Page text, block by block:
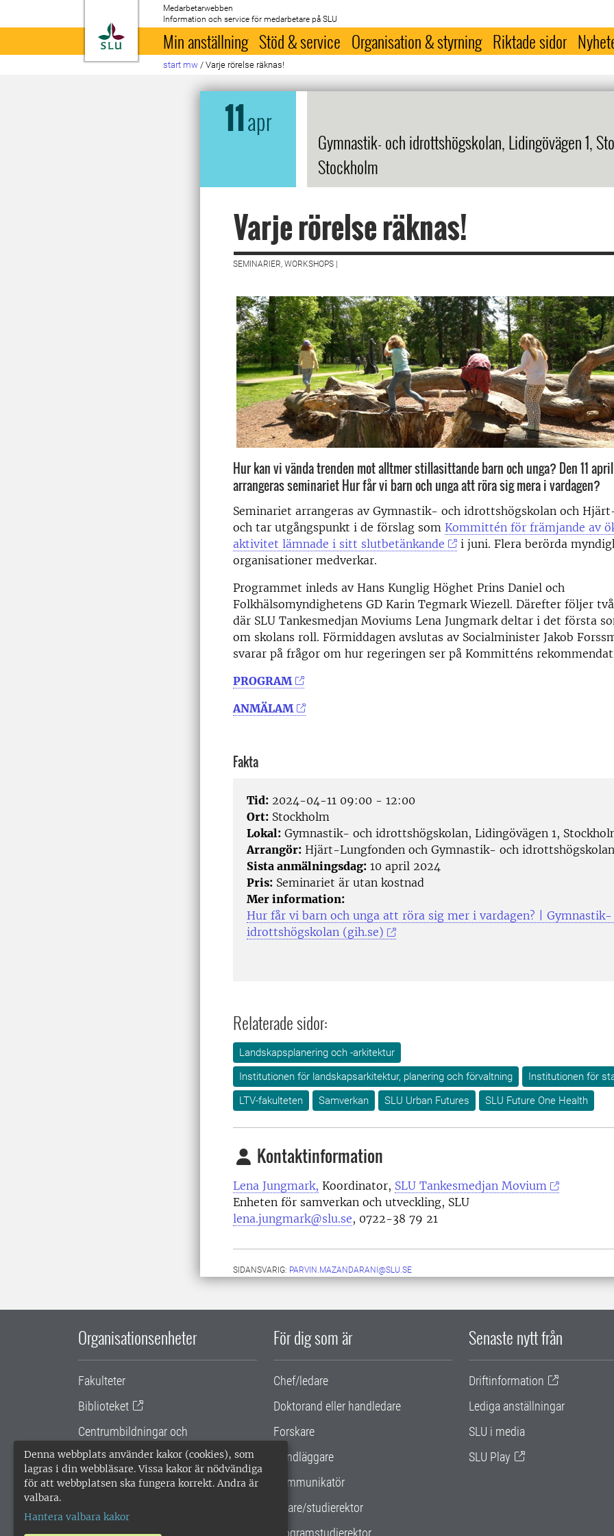
Denna webbplats använder kakor (cookies), som
lagras i din webbläsare. Vissa kakor är nödvändiga
för att webbplatsen ska fungera korrekt. Andra är
valbara.
Hantera valbara kakor
Till startsida
Medarbetarwebben
Information och service för medarbetare på SLU
Min anställning Stöd & service Organisation & styrning Riktade sidor
start mw / Varje rörelse räknas!
11apr
Gymnastik- och idrottshögskolan, Lidingövägen 1,
Stockholm
Varje rörelse räknas!
SEMINARIER, WORKSHOPS |
Hur kan vi vända trenden mot alltmer stillasittande barn och unga? Den 11
arrangeras seminariet Hur får vi barn och unga att röra sig mera i vardagen?
Seminariet arrangeras av Gymnastik- och idrottshögskolan och
och tar utgångspunkt i de förslag som Kommittén för främjande av
aktivitet lämnade i sitt slutbetänkande
i juni. Flera berörda
organisationer medverkar.
Programmet inleds av Hans Kunglig Höghet Prins Daniel och
Folkhälsomyndighetens GD Karin Tegmark Wiezell. Därefter följer
där SLU Tankesmedjan Moviums Lena Jungmark deltar i det första
om skolans roll. Förmiddagen avslutas av Socialminister Jakob
svarar på frågor om hur regeringen ser på Kommitténs
PROGRAM
ANMÄLAM
Fakta
Tid: 2024-04-11 09:00 - 12:00
Ort: Stockholm
Lokal: Gymnastik- och idrottshögskolan, Lidingövägen 1,
Arrangör: Hjärt-Lungfonden och Gymnastik- och idrottshögskolan
Sista anmälningsdag: 10 april 2024
Pris: Seminariet är utan kostnad
Mer information:
Hur får vi barn och unga att röra sig mer i vardagen? | Gymnastik-
idrottshögskolan (gih.se)
Relaterade sidor:
Landskapsplanering och -arkitektur
Institutionen för landskapsarkitektur, planering och förvaltning
Institutionen för
LTV-fakulteten
Samverkan SLU Urban Futures SLU Future One Health
Kontaktinformation
Lena Jungmark, Koordinator, SLU Tankesmedjan Movium
Enheten för samverkan och utveckling, SLU
lena.jungmark@slu.se, 0722-38 79 21
SIDANSVARIG: PARVIN.MAZANDARANI@SLU.SE
Organisationsenheter
Fakulteter
Biblioteket
Centrumbildningar och
samarbetsprojekt
Gemensamma verksamhetsstödet
För dig som är
Chef/ledare
Doktorand eller handledare
Forskare
Handläggare
Kommunikatör
Lärare/studierektor
Programstudierektor
Senaste nytt från
Driftinformation
Lediga anställningar
SLU i media
SLU Play